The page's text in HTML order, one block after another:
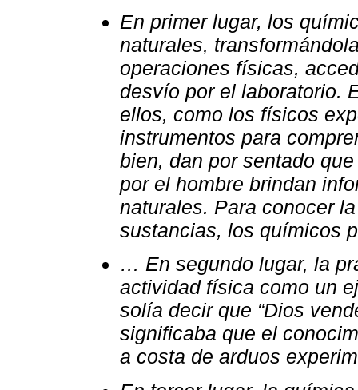
En primer lugar, los
naturales,
operaciones físicas,
desvío por el laboratorio.
ellos, como los físicos
instrumentos para
bien, dan por sentado
por el hombre brindan
naturales. Para conocer
sustancias, los químicos
… En segundo lugar, la
actividad física como un
solía decir que “Dios
significaba que el
a costa de arduos